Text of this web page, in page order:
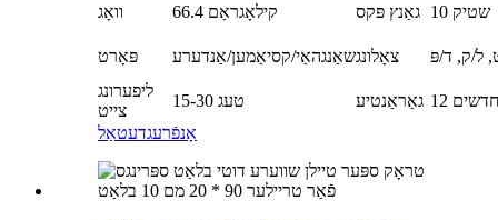
וואָג 66.4 קילאָגראַם גאַנץ פּקס 10 שטיק
פּאָרט שאַנגהאַי/קסיאַמען/אַנדערעצאָלונג
ל/ק, ד/פּ
ליפערונג
צייט
15-30 טעג גאַראַנטיע
12 חדשים
אָנפֿרעגדעטאַל